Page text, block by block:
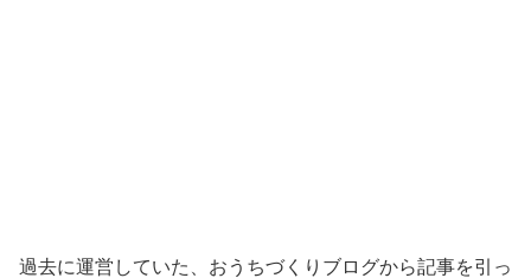
過去に運営していた、おうちづくりブログから記事を引っ